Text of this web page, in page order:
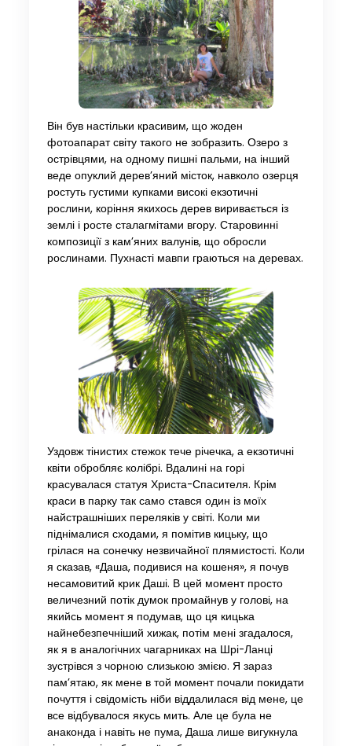
Він був настільки красивим, що жоден
фотоапарат світу такого не зобразить. Озеро з
острівцями, на одному пишні пальми, на інший
веде опуклий дерев’яний місток, навколо озерця
ростуть густими купками високі екзотичні
рослини, коріння якихось дерев виривається із
землі і росте сталагмітами вгору. Старовинні
композиції з кам’яних валунів, що обросли
рослинами. Пухнасті мавпи граються на деревах.
Уздовж тінистих стежок тече річечка, а екзотичні
квіти обробляє колібрі. Вдалині на горі
красувалася статуя Христа-Спасителя. Крім
краси в парку так само стався один із моїх
найстрашніших переляків у світі. Коли ми
піднімалися сходами, я помітив кицьку, що
грілася на сонечку незвичайної плямистості. Коли
я сказав, «Даша, подивися на кошеня», я почув
несамовитий крик Даші. В цей момент просто
величезний потік думок промайнув у голові, на
якийсь момент я подумав, що ця кицька
найнебезпечніший хижак, потім мені згадалося,
як я в аналогічних чагарниках на Шрі-Ланці
зустрівся з чорною слизькою змією. Я зараз
пам’ятаю, як мене в той момент почали покидати
почуття і свідомість ніби віддалилася від мене, це
все відбувалося якусь мить. Але це була не
анаконда і навіть не пума, Даша лише вигукнула